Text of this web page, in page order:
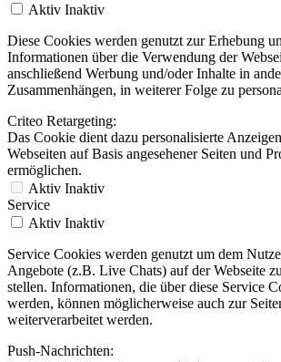
Aktiv Inaktiv
Diese Cookies werden genutzt zur Erhebung
Informationen über die Verwendung der
anschließend Werbung und/oder Inhalte in
Zusammenhängen, in weiterer Folge zu
Criteo Retargeting:
Das Cookie dient dazu personalisierte
Webseiten auf Basis angesehener Seiten und
ermöglichen.
Aktiv Inaktiv
Service
Aktiv Inaktiv
Service Cookies werden genutzt um dem
Angebote (z.B. Live Chats) auf der Webseite
stellen. Informationen, die über diese Service
werden, können möglicherweise auch zur
weiterverarbeitet werden.
Push-Nachrichten: